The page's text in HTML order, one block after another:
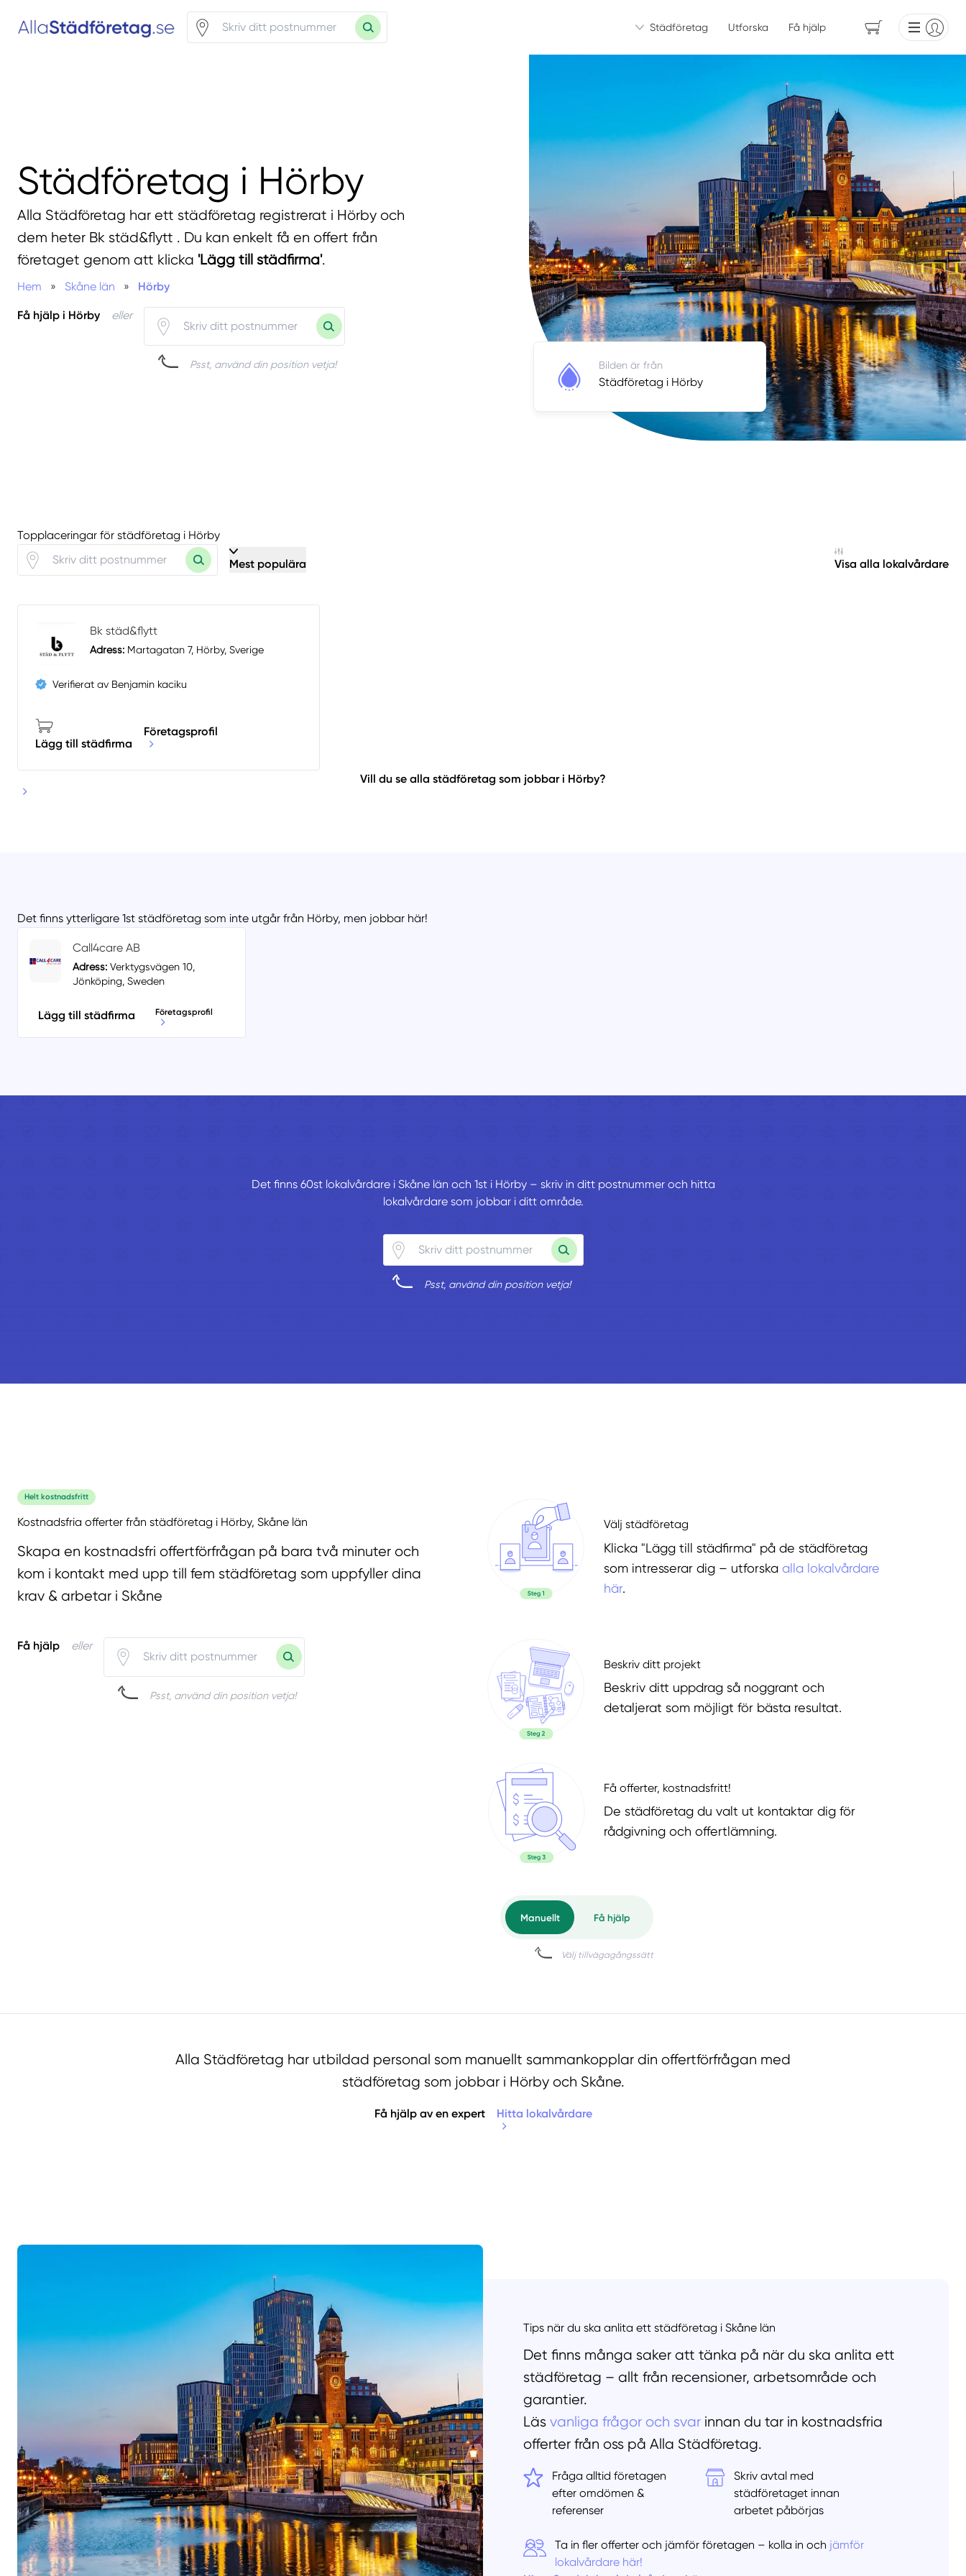
Städföretag Utforska Få hjälp
Städföretag i Hörby
Alla Städföretag har ett städföretag registrerat i Hörby och
dem heter Bk städ&flytt . Du kan enkelt få en offert från
företaget genom att klicka 'Lägg till städfirma'.
Hem » Skåne län » Hörby
Få hjälp i Hörby eller
Psst, använd din position vetja! Bilden är från
Städföretag i Hörby
Topplaceringar för städföretag i Hörby
Mest populära Visa alla lokalvårdare
Bk städ&flytt
Adress: Martagatan 7, Hörby, Sverige
Verifierat av Benjamin kaciku
Lägg till städfirma
Företagsprofil
Vill du se alla städföretag som jobbar i Hörby?
Det finns ytterligare 1st städföretag som inte utgår från Hörby, men jobbar här!
Call4care AB
Adress: Verktygsvägen 10,
Jönköping, Sweden
Lägg till städfirma Företagsprofil
Det finns 60st lokalvårdare i Skåne län och 1st i Hörby – skriv in ditt postnummer och hitta
lokalvårdare som jobbar i ditt område.
Psst, använd din position vetja!
Helt kostnadsfritt
Kostnadsfria offerter från städföretag i Hörby, Skåne län
Skapa en kostnadsfri offertförfrågan på bara två minuter och
kom i kontakt med upp till fem städföretag som uppfyller dina
krav & arbetar i Skåne
Få hjälp eller
Psst, använd din position vetja!
Välj städföretag
Klicka "Lägg till städfirma" på de städföretag
som intresserar dig – utforska alla lokalvårdare
här.
Beskriv ditt projekt
Beskriv ditt uppdrag så noggrant och
detaljerat som möjligt för bästa resultat.
Få offerter, kostnadsfritt!
De städföretag du valt ut kontaktar dig för
rådgivning och offertlämning.
Alla Städföretag har utbildad personal som manuellt sammankopplar din offertförfrågan med
städföretag som jobbar i Hörby och Skåne.
Få hjälp av en expert Hitta lokalvårdare
Tips när du ska anlita ett städföretag i Skåne län
Det finns många saker att tänka på när du ska anlita ett
städföretag – allt från recensioner, arbetsområde och
garantier.
Läs vanliga frågor och svar innan du tar in kostnadsfria
offerter från oss på Alla Städföretag.
Fråga alltid företagen
efter omdömen &
referenser
Skriv avtal med
städföretaget innan
arbetet påbörjas
Ta in fler offerter och jämför företagen – kolla in och jämför
lokalvårdare här!